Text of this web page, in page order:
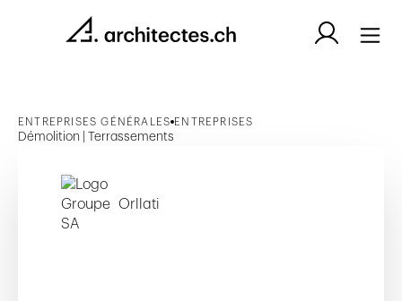
ENTREPRISES GÉNÉRALES ENTREPRISES
Démolition | Terrassements